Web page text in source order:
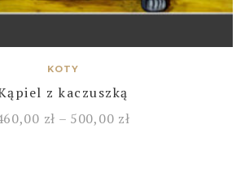
KOTY
z kaczuszką
zł – 500,00 zł